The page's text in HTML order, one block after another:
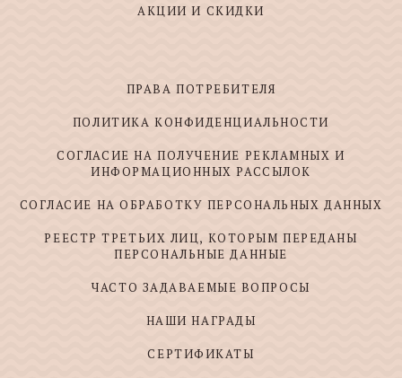
АКЦИИ И СКИДКИ
ПРАВА ПОТРЕБИТЕЛЯ
ПОЛИТИКА КОНФИДЕНЦИАЛЬНОСТИ
СОГЛАСИЕ НА ПОЛУЧЕНИЕ РЕКЛАМНЫХ И
ИНФОРМАЦИОННЫХ РАССЫЛОК
СОГЛАСИЕ НА ОБРАБОТКУ ПЕРСОНАЛЬНЫХ ДАННЫХ
РЕЕСТР ТРЕТЬИХ ЛИЦ, КОТОРЫМ ПЕРЕДАНЫ
ПЕРСОНАЛЬНЫЕ ДАННЫЕ
ЧАСТО ЗАДАВАЕМЫЕ ВОПРОСЫ
НАШИ НАГРАДЫ
СЕРТИФИКАТЫ